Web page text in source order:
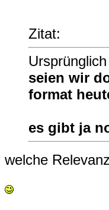
Zitat:
seien wir
format
es gibt ja
welche